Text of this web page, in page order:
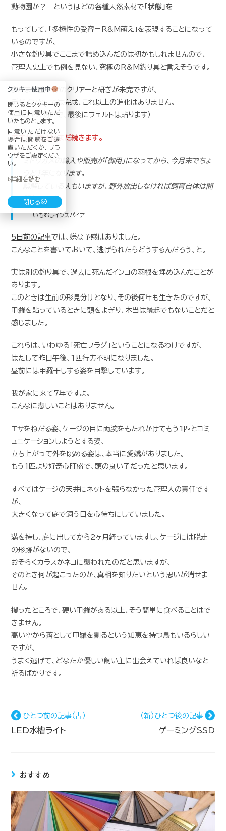
動物園か？ というほどの各種天然素材で 「状態」を
もってして、「多様性の受容＝R&M萌え」を表現することになって
いるのですが、
小さな釣り具でここまで詰め込んだのは初かもしれませんので、
管理人史上でも例を見ない、究極のR&M釣り具と言えそうです。
まだまだ仕上げのクリアーと研ぎが未完ですが、
デザインとしては完成、これ以上の進化はありません。
（竿のキズ防止で、最後にフェルトは貼ります）
ですが、物語はまだ続きます。
ミドリガメの輸入や販売が「御用」になってから、今月末でちょ
うど1年になります。
誤解している人もいますが、野外放出しなければ飼育自体は問
題なしです。
いもむしインスパイア
5日前の記事では、嫌な予感はありました。
こんなことを書いておいて、逃げられたらどうするんだろう、と。
実は別の釣り具で、過去に死んだインコの羽根を埋め込んだことが
あります。
このときは生前の形見分けとなり、その後何年も生きたのですが、
甲羅を貼っているときに頭をよぎり、本当は縁起でもないことだと
感じました。
これらは、いわゆる「死亡フラグ」ということになるわけですが、
はたして昨日午後、1匹行方不明になりました。
昼前には甲羅干しする姿を目撃しています。
我が家に来て7年ですよ。
こんなに悲しいことはありません。
エサをねだる姿、ケージの目に両腕をもたれかけてもう1匹とコミ
ュニケーションしようとする姿、
立ち上がって外を眺める姿は、本当に愛嬌がありました。
もう1匹より好奇心旺盛で、頭の良い子だったと思います。
すべてはケージの天井にネットを張らなかった管理人の責任です
が、
大きくなって庭で飼う日を心待ちにしていました。
満を持し、庭に出してから2ヶ月経っていますし、ケージには脱走
の形跡がないので、
おそらくカラスかネコに襲われたのだと思いますが、
そのとき何が起こったのか、真相を知りたいという思いが消せま
せん。
攫ったところで、硬い甲羅がある以上、そう簡単に食べることはで
きません。
高い空から落として甲羅を割るという知恵を持つ鳥もいるらしい
ですが、
うまく逃げて、どなたか優しい飼い主に出会えていれば良いなと
祈るばかりです。
ひとつ前の記事（古）
LED水槽ライト
（新）ひとつ後の記事
ゲーミングSSD
おすすめ
クッキー使用中
閉じるとクッキーの
使用に同意いただ
いたものとします。
同意いただけない
場合は閲覧をご遠
慮いただくか、ブラ
ウザをご設定くださ
い。
▷詳細を読む
閉じる